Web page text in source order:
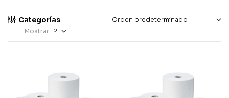
Categorías
Mostrar